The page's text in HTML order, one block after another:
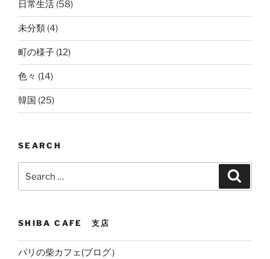
日常生活 (58)
未分類 (4)
町の様子 (12)
色々 (14)
韓国 (25)
SEARCH
SHIBA CAFE 支店
パリの柴カフェ(ブログ）